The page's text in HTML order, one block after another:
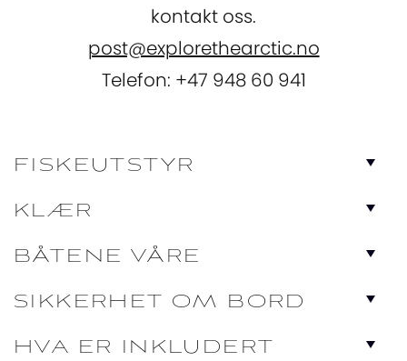
kontakt oss.
post@explorethearctic.no
Telefon: +47 948 60 941
FISKEUTSTYR
KLÆR
BÅTENE VÅRE
SIKKERHET OM BORD
HVA ER INKLUDERT